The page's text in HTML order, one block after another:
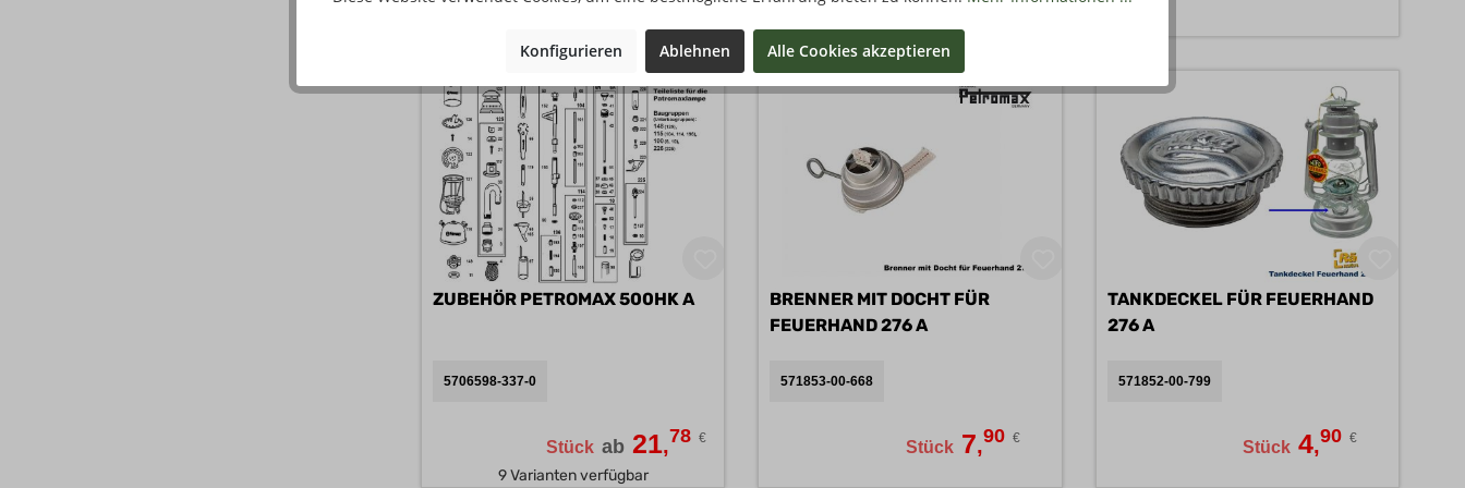
ZUBEHÖR PETROMAX 500HK A
5706598-337-0
Stück ab 21,78 €
9 Varianten verfügbar
BRENNER MIT DOCHT FÜR
FEUERHAND 276 A
571853-00-668
Stück 7,90 €
TANKDECKEL FÜR FEUERHAND
276 A
571852-00-799
Stück 4,90 €
Konfigurieren Ablehnen Alle Cookies akzeptieren